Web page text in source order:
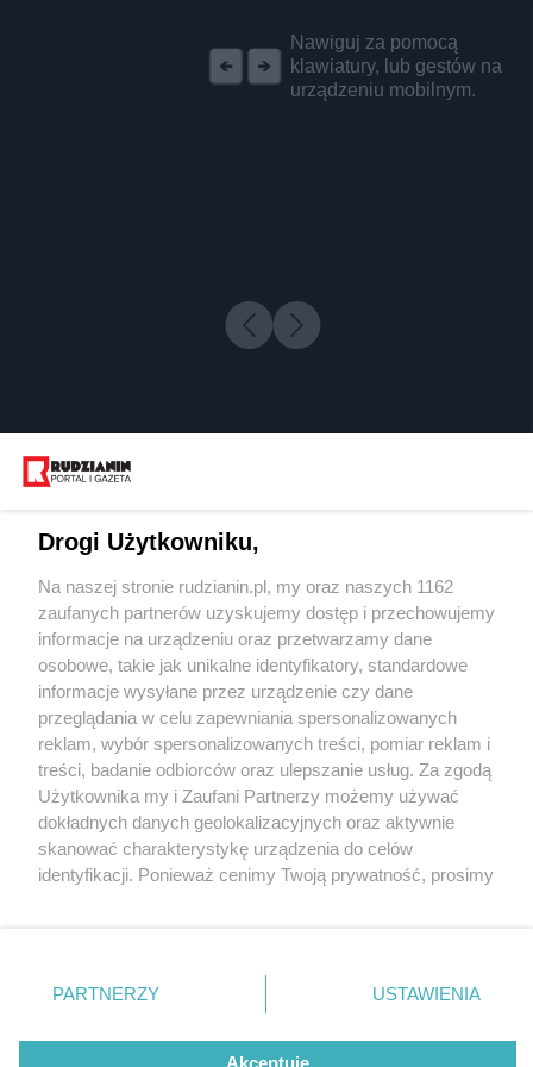
Nawiguj za pomocą
klawiatury, lub gestów na
urządzeniu mobilnym.
1 / 0
Wydawca mediów
Nie zapomnij
zapoznać się z:
polityką prywatności regulamin korzystania z portali
Twojemiasto
Piekary Śląskie
Chorzów
Tarnowskie Góry
Gliwice
Skontakuj sięz nami
Kontakt
Wydawca
Redakcja
Drogi Użytkowniku,
Na naszej stronie rudzianin.pl, my oraz naszych 1162
zaufanych partnerów uzyskujemy dostęp i przechowujemy
informacje na urządzeniu oraz przetwarzamy dane
osobowe, takie jak unikalne identyfikatory, standardowe
informacje wysyłane przez urządzenie czy dane
przeglądania w celu zapewniania spersonalizowanych
reklam, wybór spersonalizowanych treści, pomiar reklam i
treści, badanie odbiorców oraz ulepszanie usług. Za zgodą
Użytkownika my i Zaufani Partnerzy możemy używać
dokładnych danych geolokalizacyjnych oraz aktywnie
skanować charakterystykę urządzenia do celów
identyfikacji. Ponieważ cenimy Twoją prywatność, prosimy
prywatności znajdujący się w lewym dolnym rogu strony
. Niektóre rodzaje przetwarzania danych nie wymagają
zgody użytkownika, ale masz prawo sprzeciwić się
takiemu przetwarzaniu. Preferencje będą miały
PARTNERZY USTAWIENIA
Akceptuję